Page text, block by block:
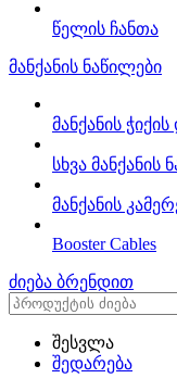
წელის ჩანთა
მანქანის ნაწილები
მანქანის
სხვა მანქანის
მანქანის
Booster Cables
ძიება ბრენდით
შესვლა
შედარება